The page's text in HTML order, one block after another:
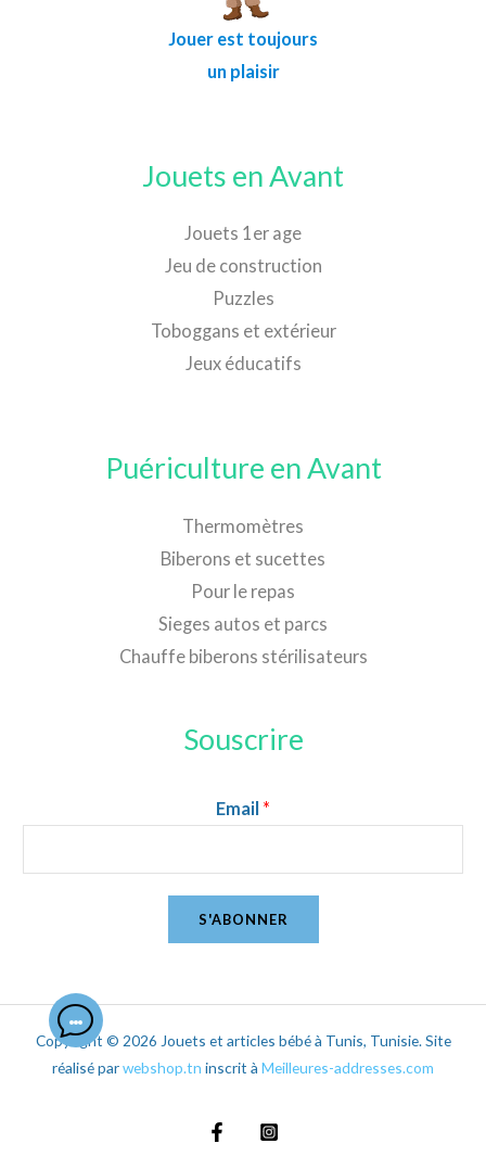
Jouer est toujours
un plaisir
Jouets en Avant
Jouets 1er age
Jeu de construction
Puzzles
Toboggans et extérieur
Jeux éducatifs
Puériculture en Avant
Thermomètres
Biberons et sucettes
Pour le repas
Sieges autos et parcs
Chauffe biberons stérilisateurs
Souscrire
Email *
S'ABONNER
Copyright © 2026 Jouets et articles bébé à Tunis, Tunisie. Site
réalisé parwebshop.tn inscrit à Meilleures-addresses.com